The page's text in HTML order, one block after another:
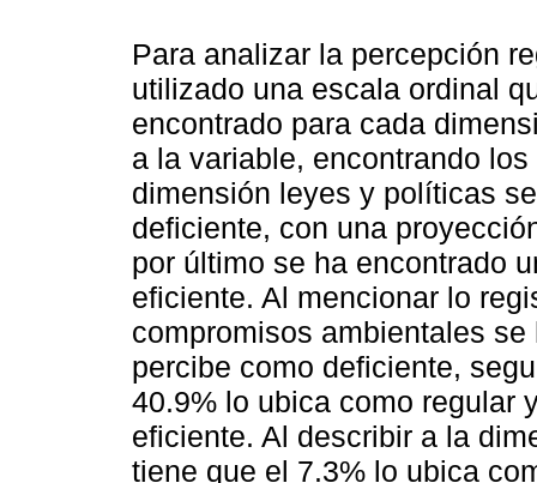
Para analizar la percepción
utilizado una escala ordinal
encontrado para cada
a la variable, encontrando
dimensión leyes y políticas
deficiente, con una
por último se ha encontrado
eficiente. Al mencionar lo
compromisos ambientales
percibe como deficiente,
40.9% lo ubica como regular
eficiente. Al describir a la
tiene que el 7.3% lo ubica